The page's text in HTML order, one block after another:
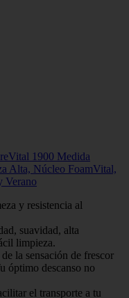
1900 Medida
Alta, Núcleo FoamVital,
Verano
y resistencia al
suavidad, alta
limpieza.
la sensación de frescor
óptimo descanso no
el transporte a tu